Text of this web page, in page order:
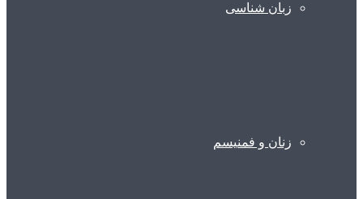
زبان شناسی
زنان و فمنیسم